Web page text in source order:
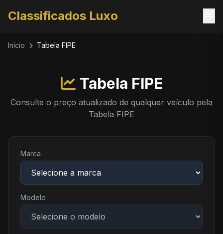
Classificados Luxo
Início Tabela FIPE
Tabela FIPE
Consulte o preço atualizado de qualquer veículo pela
Tabela FIPE
Marca
Modelo